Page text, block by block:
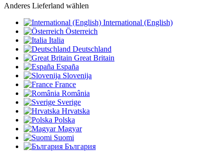
Anderes Lieferland wählen
International (English)
Österreich
Italia
Deutschland
Great Britain
España
Slovenija
France
România
Sverige
Hrvatska
Polska
Magyar
Suomi
България